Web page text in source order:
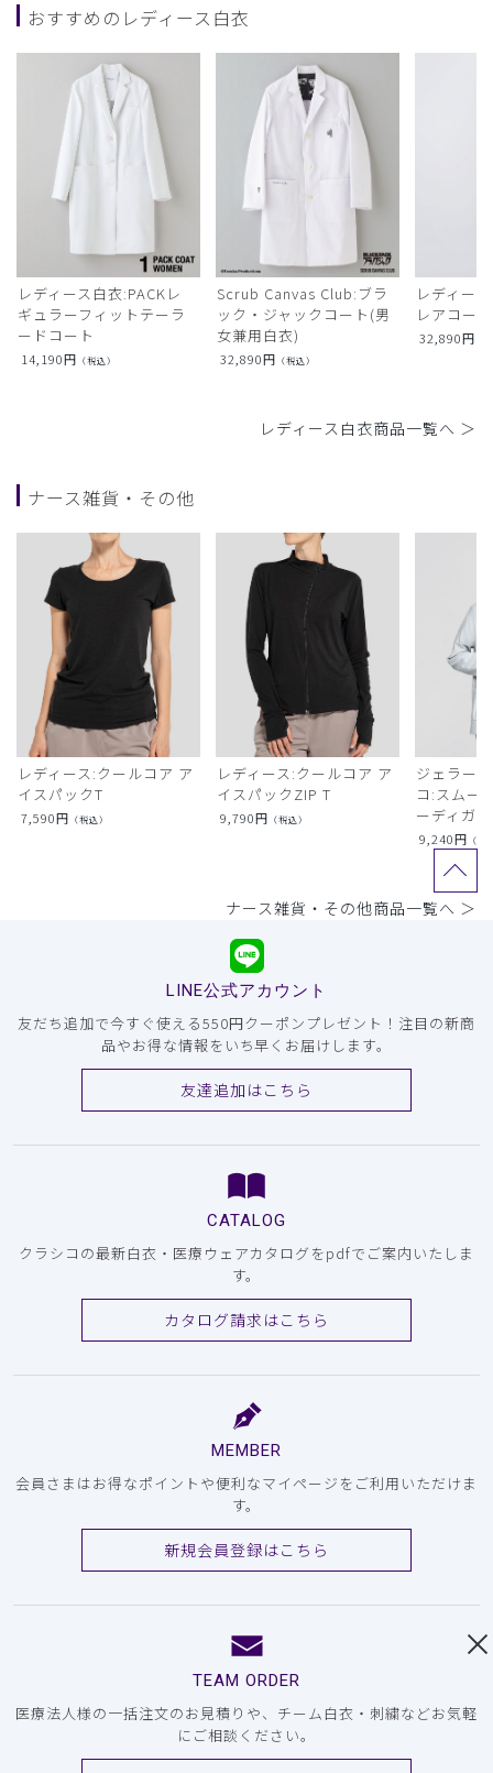
おすすめのレディース白衣
レディース白衣:PACKレ
ギュラーフィットテーラ
ードコート
14,190円 （税込）
Scrub Canvas Club:ブラ
ック・ジャックコート(男
女兼用白衣)
32,890円 （税込）
レディー
レアコート
32,890円
レディース白衣商品一覧へ ＞
ナース雑貨・その他
レディース:クールコア ア
イスパックT
7,590円 （税込）
レディース:クールコア ア
イスパックZIP T
9,790円 （税込）
ジェラー
コ:スムー
ーディガン
9,240円 （税
ナース雑貨・その他商品一覧へ ＞
LINE公式アカウント
友だち追加で今すぐ使える550円クーポンプレゼント！注目の新商
品やお得な情報をいち早くお届けします。
友達追加はこちら
CATALOG
クラシコの最新白衣・医療ウェアカタログをpdfでご案内いたしま
す。
カタログ請求はこちら
MEMBER
会員さまはお得なポイントや便利なマイページをご利用いただけま
す。
新規会員登録はこちら
TEAM ORDER
医療法人様の一括注文のお見積りや、チーム白衣・刺繍などお気軽
にご相談ください。